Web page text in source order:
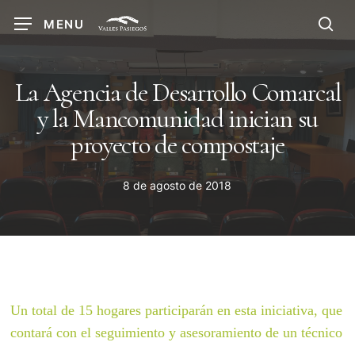
to
MENU
La Agencia de Desarrollo Comarcal
y la Mancomunidad inician su
proyecto de compostaje
8 de agosto de 2018
Un total de 15 hogares participarán en esta iniciativa, que
contará con el seguimiento y asesoramiento de un técnico